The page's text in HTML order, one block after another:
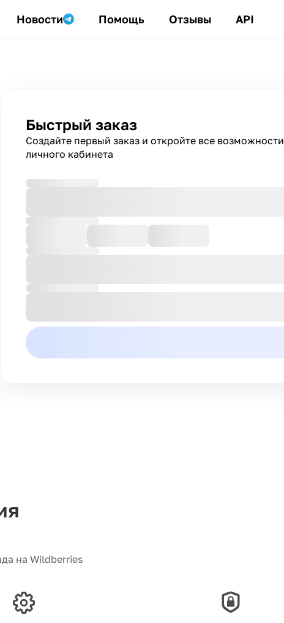
Новости Помощь Отзывы API
Быстрый заказ
Создайте первый заказ и откройте все возможности
личного кабинета
на Wildberries